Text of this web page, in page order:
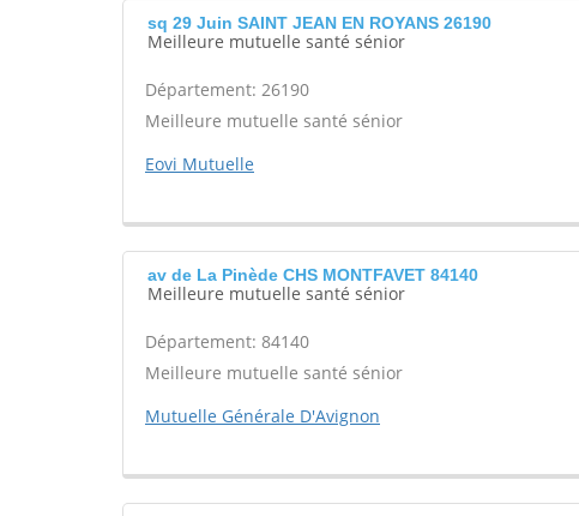
sq 29 Juin SAINT JEAN EN ROYANS 26190
Meilleure mutuelle santé sénior
Département: 26190
Meilleure mutuelle santé sénior
Eovi Mutuelle
av de La Pinède CHS MONTFAVET 84140
Meilleure mutuelle santé sénior
Département: 84140
Meilleure mutuelle santé sénior
Mutuelle Générale D'Avignon